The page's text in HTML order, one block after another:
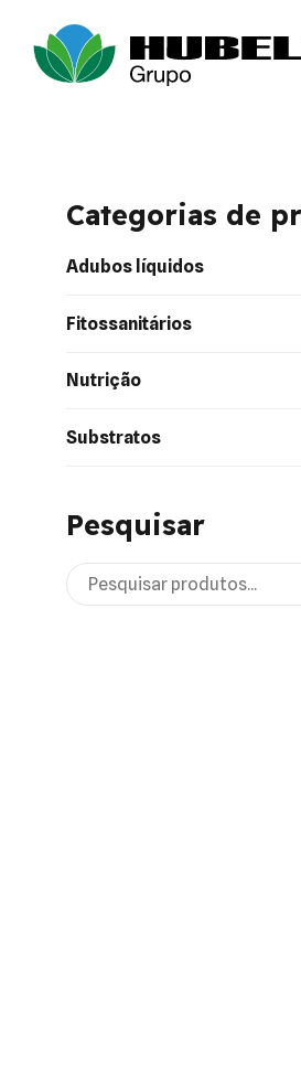
Categorias de
Adubos líquidos
Fitossanitários
Nutrição
Substratos
Pesquisar